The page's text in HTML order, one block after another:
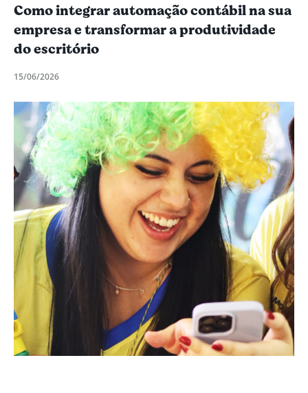
Como integrar automação contábil na sua
empresa e transformar a produtividade
do escritório
15/06/2026